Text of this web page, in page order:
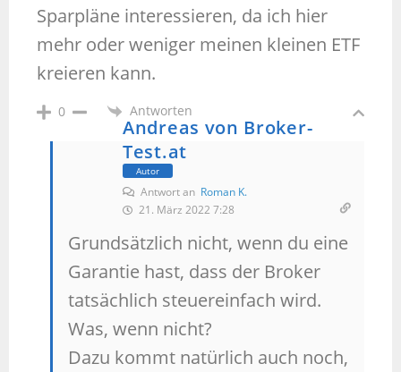
Sparpläne interessieren, da ich hier
mehr oder weniger meinen kleinen ETF
kreieren kann.
0 Antworten
Andreas von Broker-
Test.at
Autor
Antwort an Roman K.
21. März 2022 7:28
Grundsätzlich nicht, wenn du eine
Garantie hast, dass der Broker
tatsächlich steuereinfach wird.
Was, wenn nicht?
Dazu kommt natürlich auch noch,